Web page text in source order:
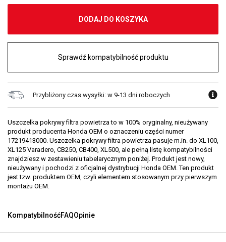
DODAJ DO KOSZYKA
Sprawdź kompatybilność produktu
Przybliżony czas wysyłki: w 9-13 dni roboczych
Uszczelka pokrywy filtra powietrza to w 100% oryginalny, nieużywany
produkt producenta Honda OEM o oznaczeniu części numer
17219413000. Uszczelka pokrywy filtra powietrza pasuje m.in. do XL100,
XL125 Varadero, CB250, CB400, XL500, ale pełną listę kompatybilności
znajdziesz w zestawieniu tabelarycznym poniżej. Produkt jest nowy,
nieużywany i pochodzi z oficjalnej dystrybucji Honda OEM. Ten produkt
jest tzw. produktem OEM, czyli elementem stosowanym przy pierwszym
montażu OEM.
KompatybilnośćFAQOpinie